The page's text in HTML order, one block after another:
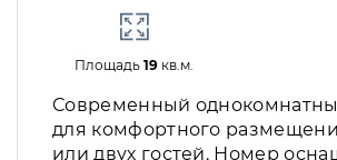
Площадь19 кв.м.
Современный
для комфортного
или двух гостей. Номер